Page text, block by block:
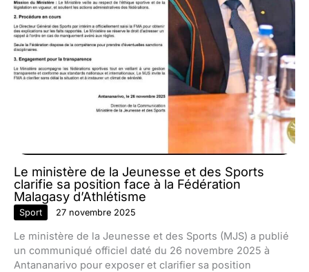
Le ministère de la Jeunesse et des Sports
clarifie sa position face à la Fédération
Malagasy d’Athlétisme
Sport 27 novembre 2025
Le ministère de la Jeunesse et des Sports (MJS) a publié
un communiqué officiel daté du 26 novembre 2025 à
Antananarivo pour exposer et clarifier sa position